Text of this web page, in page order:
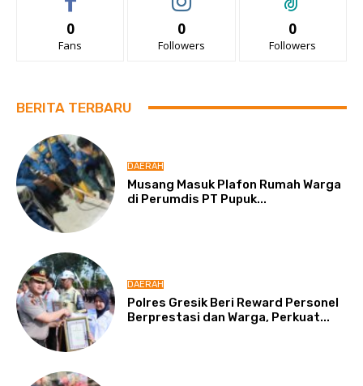
0
Fans
0
Followers
0
Followers
BERITA TERBARU
DAERAH
Musang Masuk Plafon Rumah Warga
di Perumdis PT Pupuk...
DAERAH
Polres Gresik Beri Reward Personel
Berprestasi dan Warga, Perkuat...